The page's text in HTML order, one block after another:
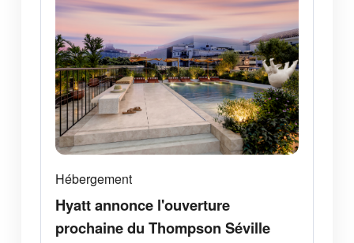
Hébergement
Hyatt annonce l'ouverture
prochaine du Thompson Séville